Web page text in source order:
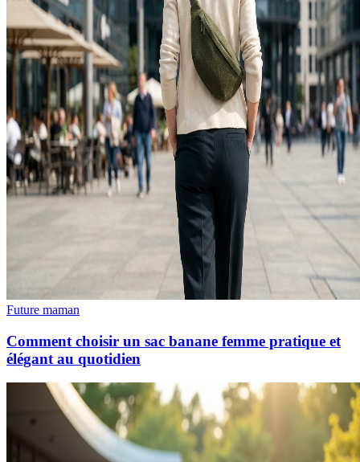
Future maman
Comment choisir un sac banane femme pratique et
élégant au quotidien